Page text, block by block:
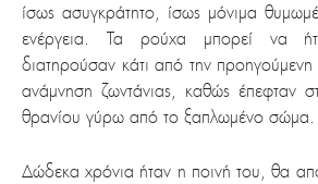
ίσως ασυγκράτητο, ίσως μόνιμα
ενέργεια. Τα ρούχα μπορεί να
διατηρούσαν κάτι από την
ανάμνηση ζωντάνιας, καθώς έπεφταν
θρανίου γύρω από το ξαπλωμένο σώμα.
Δώδεκα χρόνια ήταν η ποινή του, θα